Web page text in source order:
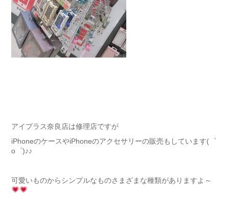
アイプラス奈良店は修理店ですが
iPhoneのケースやiPhoneのアクセサリーの販売もしています(゜
o゜)♪♪
可愛いものからシンプルなものさまざまな種類がありますよ～